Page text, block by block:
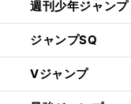
週刊少年ジャンプ
ジャンプSQ
Vジャンプ